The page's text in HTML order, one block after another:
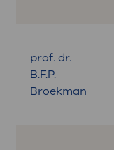
prof. dr.
B.F.P.
Broekman